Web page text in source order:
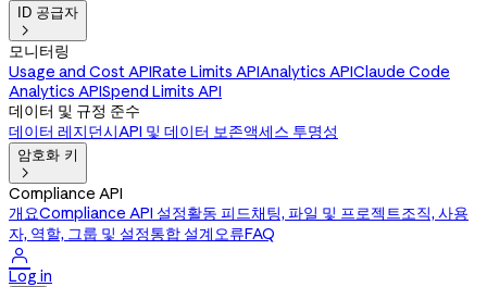
ID 공급자

모니터링
Usage and Cost APIRate Limits APIAnalytics APIClaude Code
Analytics APISpend Limits API
데이터 및 규정 준수
데이터 레지던시API 및 데이터 보존액세스 투명성
암호화 키

Compliance API
개요Compliance API 설정활동 피드채팅, 파일 및 프로젝트조직, 사용
자, 역할, 그룹 및 설정통합 설계오류FAQ

Log in